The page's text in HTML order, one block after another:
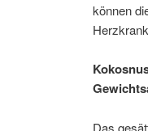
können
Das